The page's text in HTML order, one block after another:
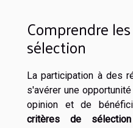
Comprendre
sélection
La participation à des
s'avérer une
opinion et de
critères de sélection